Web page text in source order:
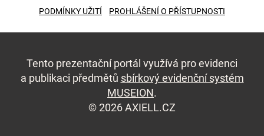
PODMÍNKY UŽITÍ PROHLÁŠENÍ O PŘÍSTUPNOSTI
Tento prezentační portál využívá pro evidenci
a publikaci předmětů sbírkový evidenční systém
MUSEION.
© 2026 AXIELL.CZ